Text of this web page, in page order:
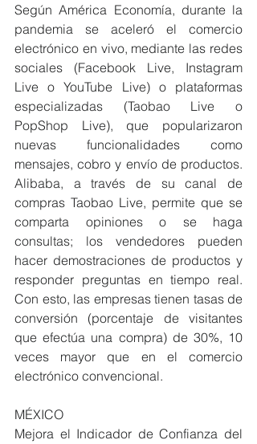
Según América Economía, durante la
pandemia se aceleró el comercio
electrónico en vivo, mediante las redes
sociales (Facebook Live, Instagram
Live o YouTube Live) o plataformas
especializadas (Taobao Live o
PopShop Live), que popularizaron
nuevas funcionalidades como
mensajes, cobro y envío de productos.
Alibaba, a través de su canal de
compras Taobao Live, permite que se
comparta opiniones o se haga
consultas; los vendedores pueden
hacer demostraciones de productos y
responder preguntas en tiempo real.
Con esto, las empresas tienen tasas de
conversión (porcentaje de visitantes
que efectúa una compra) de 30%, 10
veces mayor que en el comercio
electrónico convencional.
MÉXICO
Mejora el Indicador de Confianza del